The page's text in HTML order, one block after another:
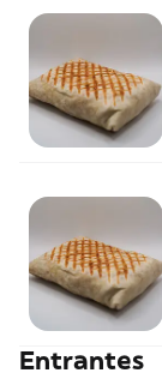
Entrantes